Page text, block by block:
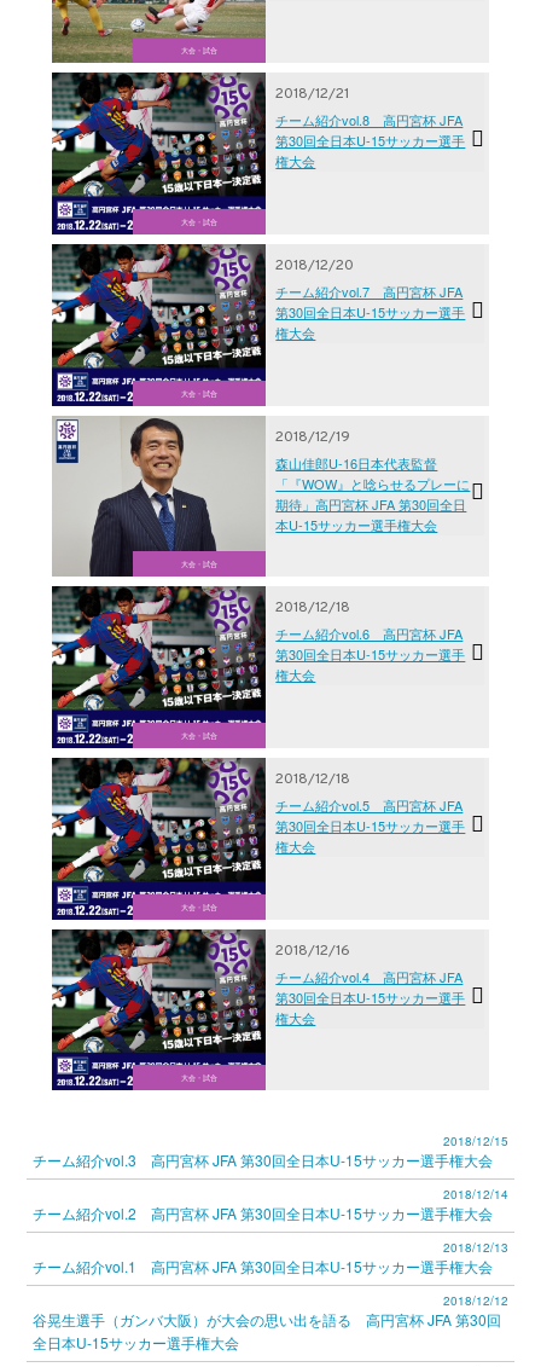
大会・試合
大会・試合
2018/12/21
チーム紹介vol.8 高円宮杯 JFA
第30回全日本U-15サッカー選手
権大会
大会・試合
2018/12/20
チーム紹介vol.7 高円宮杯 JFA
第30回全日本U-15サッカー選手
権大会
大会・試合
2018/12/19
森山佳郎U-16日本代表監督
「『WOW』と唸らせるプレーに
期待」高円宮杯 JFA 第30回全日
本U-15サッカー選手権大会
大会・試合
2018/12/18
チーム紹介vol.6 高円宮杯 JFA
第30回全日本U-15サッカー選手
権大会
大会・試合
2018/12/18
チーム紹介vol.5 高円宮杯 JFA
第30回全日本U-15サッカー選手
権大会
大会・試合
2018/12/16
チーム紹介vol.4 高円宮杯 JFA
第30回全日本U-15サッカー選手
権大会
2018/12/15
チーム紹介vol.3 高円宮杯 JFA 第30回全日本U-15サッカー選手権大会
2018/12/14
チーム紹介vol.2 高円宮杯 JFA 第30回全日本U-15サッカー選手権大会
2018/12/13
チーム紹介vol.1 高円宮杯 JFA 第30回全日本U-15サッカー選手権大会
2018/12/12
谷晃生選手（ガンバ大阪）が大会の思い出を語る 高円宮杯 JFA 第30回
全日本U-15サッカー選手権大会